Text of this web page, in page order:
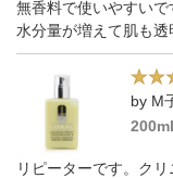
無香料で使いやすい
水分量が増えて肌も透
by M
リピーターです。ク